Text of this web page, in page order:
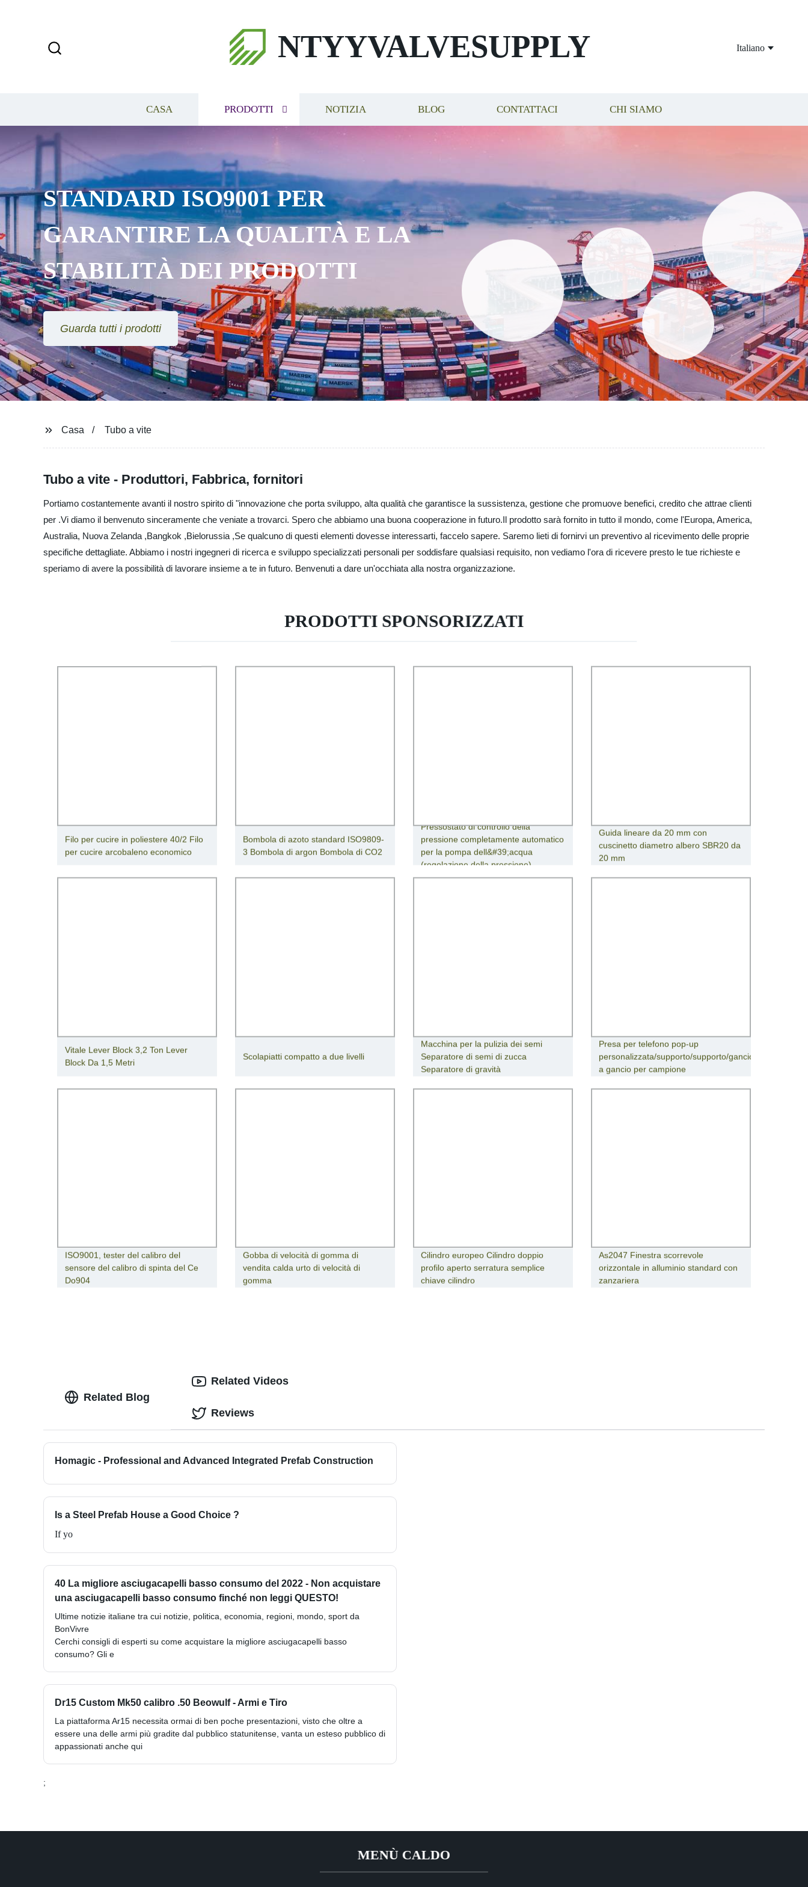
NTYYVALVESUPPLY Italiano
CASA PRODOTTI NOTIZIA BLOG CONTATTACI CHI SIAMO
STANDARD ISO9001 PER
GARANTIRE LA QUALITÀ E LA
STABILITÀ DEI PRODOTTI
Guarda tutti i prodotti
Casa Tubo a vite
Tubo a vite - Produttori, Fabbrica, fornitori
Portiamo costantemente avanti il ​​nostro spirito di "innovazione che porta sviluppo, alta qualità che garantisce la sussistenza, gestione che promuove benefici, credito che attrae clienti
per .Vi diamo il benvenuto sinceramente che veniate a trovarci. Spero che abbiamo una buona cooperazione in futuro.Il prodotto sarà fornito in tutto il mondo, come l'Europa, America,
Australia, Nuova Zelanda ,Bangkok ,Bielorussia ,Se qualcuno di questi elementi dovesse interessarti, faccelo sapere. Saremo lieti di fornirvi un preventivo al ricevimento delle proprie
specifiche dettagliate. Abbiamo i nostri ingegneri di ricerca e sviluppo specializzati personali per soddisfare qualsiasi requisito, non vediamo l'ora di ricevere presto le tue richieste e
speriamo di avere la possibilità di lavorare insieme a te in futuro. Benvenuti a dare un'occhiata alla nostra organizzazione.
PRODOTTI SPONSORIZZATI
Filo per cucire in poliestere 40/2 Filo
per cucire arcobaleno economico
Bombola di azoto standard ISO9809-
3 Bombola di argon Bombola di CO2
Pressostato di controllo della
pressione completamente automatico
per la pompa dell&#39;acqua
(regolazione della pressione)
Guida lineare da 20 mm con
cuscinetto diametro albero SBR20 da
20 mm
Vitale Lever Block 3,2 Ton Lever
Block Da 1,5 Metri
Scolapiatti compatto a due livelli
Macchina per la pulizia dei semi
Separatore di semi di zucca
Separatore di gravità
Presa per telefono pop-up
personalizzata/supporto/supporto/gancio/presa
a gancio per campione
ISO9001, tester del calibro del
sensore del calibro di spinta del Ce
Do904
Gobba di velocità di gomma di
vendita calda urto di velocità di
gomma
Cilindro europeo Cilindro doppio
profilo aperto serratura semplice
chiave cilindro
As2047 Finestra scorrevole
orizzontale in alluminio standard con
zanzariera
Related Blog
Homagic - Professional and Advanced Integrated Prefab Construction
Is a Steel Prefab House a Good Choice ?
If yo
40 La migliore asciugacapelli basso consumo del 2022 - Non acquistare
una asciugacapelli basso consumo finché non leggi QUESTO!
Ultime notizie italiane tra cui notizie, politica, economia, regioni, mondo, sport da
BonVivre
Cerchi consigli di esperti su come acquistare la migliore asciugacapelli basso
consumo? Gli e
Dr15 Custom Mk50 calibro .50 Beowulf - Armi e Tiro
La piattaforma Ar15 necessita ormai di ben poche presentazioni, visto che oltre a
essere una delle armi più gradite dal pubblico statunitense, vanta un esteso pubblico di
appassionati anche qui
;
Related Videos
Reviews
MENÙ CALDO